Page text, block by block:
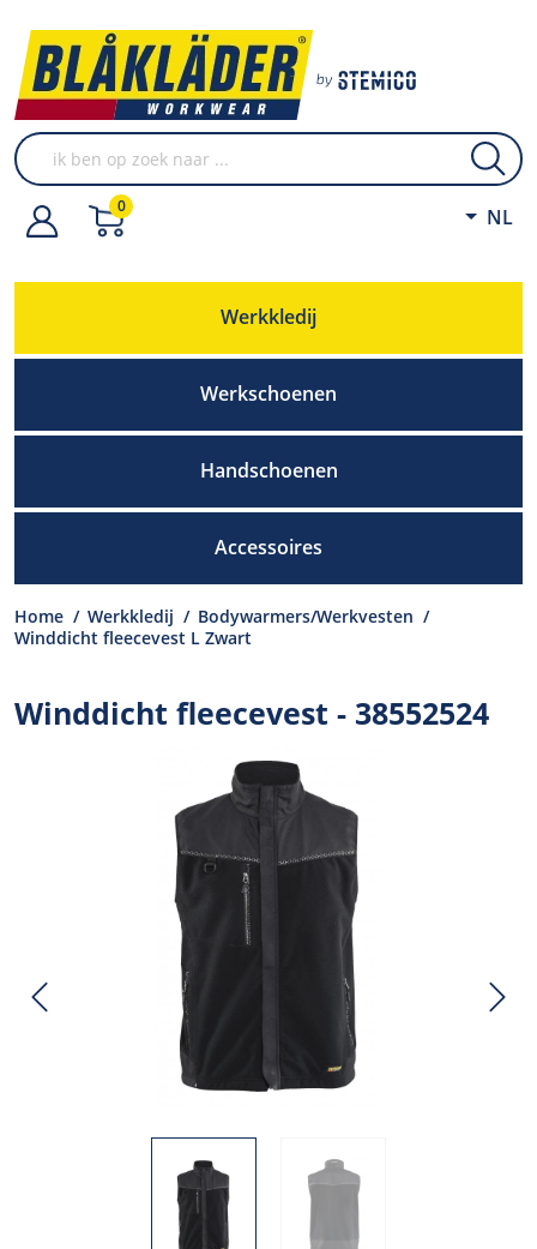
0 NL
Werkkledij
Werkschoenen
Handschoenen
Accessoires
Home / Werkkledij / Bodywarmers/Werkvesten /
Winddicht fleecevest L Zwart
Winddicht fleecevest - 38552524